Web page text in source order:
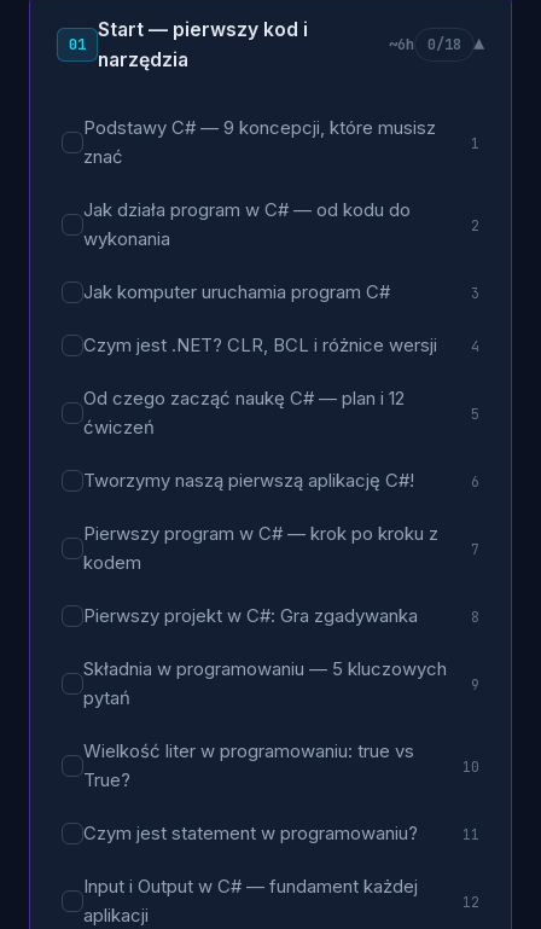
01
Start — pierwszy kod i
narzędzia
~6h 0/18 ▾
Podstawy C# — 9 koncepcji, które musisz
znać
1
Jak działa program w C# — od kodu do
wykonania
2
Jak komputer uruchamia program C# 3
Czym jest .NET? CLR, BCL i różnice wersji 4
Od czego zacząć naukę C# — plan i 12
ćwiczeń
5
Tworzymy naszą pierwszą aplikację C#! 6
Pierwszy program w C# — krok po kroku z
kodem
7
Pierwszy projekt w C#: Gra zgadywanka 8
Składnia w programowaniu — 5 kluczowych
pytań
9
Wielkość liter w programowaniu: true vs
True?
10
Czym jest statement w programowaniu? 11
Input i Output w C# — fundament każdej
aplikacji
12